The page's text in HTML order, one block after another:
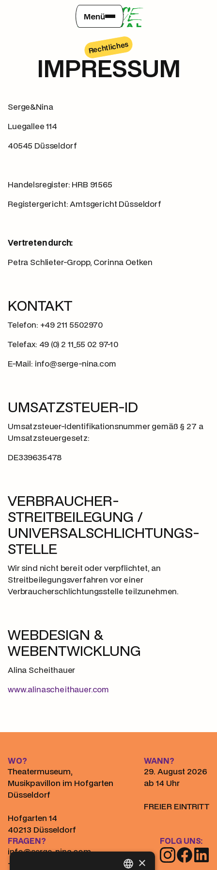
Menü
Rechtliches
IMPRESSUM
Serge&Nina
Luegallee 114
40545 Düsseldorf
Handelsregister: HRB 91565
Registergericht: Amtsgericht Düsseldorf
Vertreten durch:
Petra Schlieter-Gropp, Corinna Oetken
KONTAKT
Telefon: +49 211 5502970
Telefax: 49 (0) 2 11_55 02 97-10
E-Mail: info@serge-nina.com
UMSATZSTEUER-ID
Umsatzsteuer-Identifikationsnummer gemäß § 27 a
Umsatzsteuergesetz:
DE339635478
VERBRAUCHER­
STREITBEILEGUNG /
UNIVERSAL­SCHLICHTUNGS­
STELLE
Wir sind nicht bereit oder verpflichtet, an
Streitbeilegungsverfahren vor einer
Verbraucherschlichtungsstelle teilzunehmen.
WEBDESIGN &
WEBENTWICKLUNG
Alina Scheithauer
www.alinascheithauer.com
WO?
Theatermuseum,
Musikpavillon im Hofgarten
Düsseldorf
Hofgarten 14
40213 Düsseldorf
WANN?
29. August 2026
ab 14 Uhr
FREIER EINTRITT
FRAGEN?
info@serge-nina.com
+49 (0) 211 55 02 97 0
FOLG UNS:
×